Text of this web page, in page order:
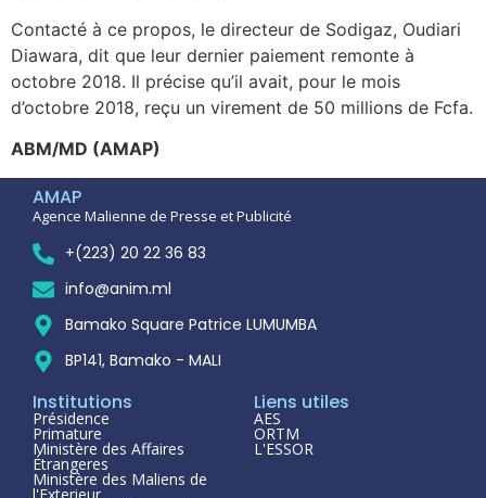
Contacté à ce propos, le directeur de Sodigaz, Oudiari
Diawara, dit que leur dernier paiement remonte à
octobre 2018. Il précise qu’il avait, pour le mois
d’octobre 2018, reçu un virement de 50 millions de Fcfa.
ABM/MD (AMAP)
AMAP
Agence Malienne de Presse et Publicité
+(223) 20 22 36 83
info@anim.ml
Bamako Square Patrice LUMUMBA
BP141, Bamako - MALI
Institutions
Présidence
Primature
Ministère des Affaires
Étrangeres
Ministère des Maliens de
Liens utiles
AES
ORTM
L'ESSOR